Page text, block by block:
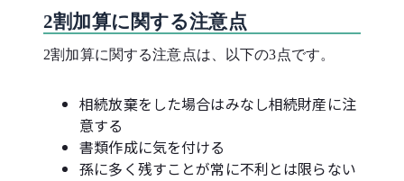
2割加算に関する注意点
2割加算に関する注意点は、以下の3点です。
相続放棄をした場合はみなし相続財産に注
意する
書類作成に気を付ける
孫に多く残すことが常に不利とは限らない